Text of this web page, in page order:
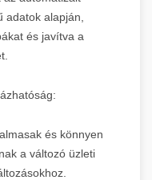
adatok alapján,
és javítva a
és könnyen
a változó üzleti